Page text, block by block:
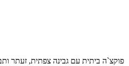
פוקצ`ה ביתית עם גבינה צפתית, זעתר ותבלינים, 142 קלוריות למנה, 228